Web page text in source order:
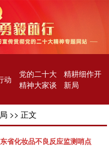
动
党的二十大
精神大家谈
精耕细作开
新局
>> 正文
省化妆品不良反应监测哨点